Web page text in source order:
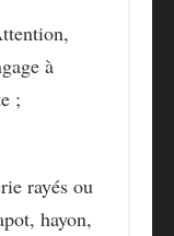
à
;
rayés ou
hayon,